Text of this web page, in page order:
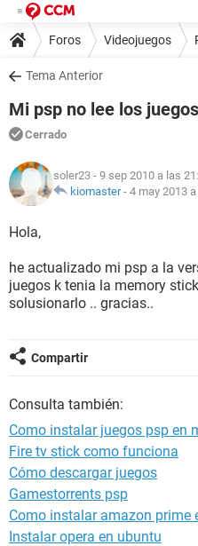
Foros Videojuegos
Tema Anterior
Mi psp no lee los
Cerrado
soler23 - 9 sep 2010 a las
kiomaster- 4 may 2013
Hola,
he actualizado mi psp a la
juegos k tenia la memory
solusionarlo .. gracias..
Compartir
Consulta también:
Como instalar juegos psp en
Fire tv stick como funciona
Cómo descargar juegos
Gamestorrents psp
Como instalar amazon prime
Instalar opera en ubuntu